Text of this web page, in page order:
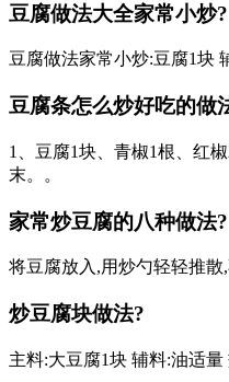
豆腐做法大全家常小炒?
豆腐做法家常小炒:豆腐1块
豆腐条怎么炒好吃的做
1、豆腐1块、青椒1根、红
末。。
家常炒豆腐的八种做法?
将豆腐放入,用炒勺轻轻推
炒豆腐块做法?
主料:大豆腐1块 辅料:油适